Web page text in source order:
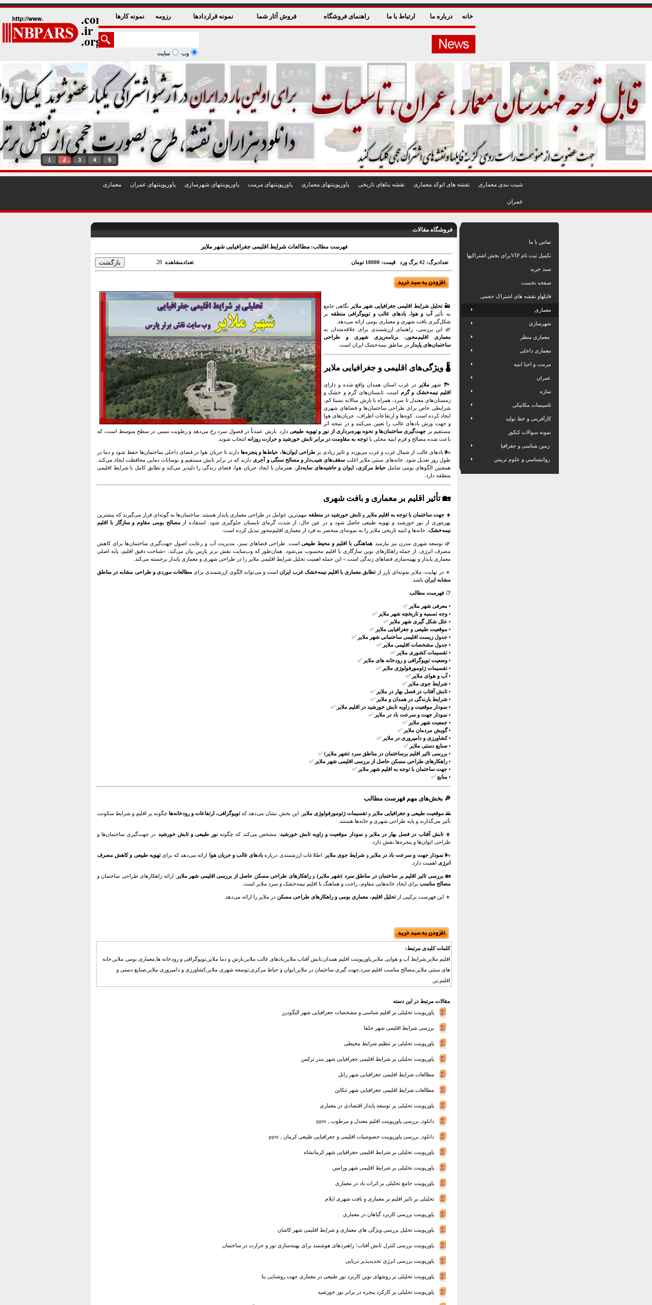
خانه درباره ما ارتباط با ما راهنمای فروشگاه فروش آثار شما نمونه قراردادها رزومه نمونه کارها
وب سایت
1 2 3 4 5
شيت بندی معماری نقشه های اتوکد معماری نقشه بناهای تاريخی پاورپوينتهای معماری پاورپوينتهای مرمت پاورپوينتهای شهرسازی پاورپوينتهای عمران معماری
عمران
فروشگاه مقالات
فهرست مطالب: مطالعات شرایط اقلیمی جغرافیایی شهر ملایر
تعدادبرگ: 42 برگ ورد قیمت: 18000 تومان تعدادمشاهده 28
🏜️تحلیل شرایط اقلیمی جغرافیایی شهر ملایر
نگاهی جامع
به تأثیرآب و هوا، بادهای غالب و توپوگرافی منطقه بر
شکل‌گیری بافت شهری و معماری بومی ارائه می‌دهد.
🌿 این بررسی، راهنمای ارزشمندی برای علاقه‌مندان به
معماری اقلیم‌محور، برنامه‌ریزی شهری و طراحی
ساختمان‌های پایدار در مناطق نیمه‌خشک ایران است.
🌡️ ویژگی‌های اقلیمی و جغرافیایی ملایر
🏞️ شهرملایر
در غرب استان همدان واقع شده و دارای
اقلیم نیمه‌خشک و گرم است. تابستان‌های گرم و خشک و
زمستان‌های معتدل تا سرد، همراه با بارش سالانه نسبتا کم،
شرایطی خاص برای طراحی ساختمان‌ها و فضاهای شهری
ایجاد کرده است. کوه‌ها و ارتفاعات اطراف، جریان‌های هوا
و جهت وزش بادهای غالب را تعیین می‌کنند و در نتیجه اثر
مستقیم بر جهت‌گیری ساختمان‌ها و نحوه بهره‌برداری از نور و تهویه طبیعیدارد. بارش عمدتاً در فصول سرد رخ می‌دهد و رطوبت نسبی در سطح متوسط است، که
باعث شده مصالح و فرم ابنیه محلی باتوجه به مقاومت در برابر تابش خورشید و حرارت روزانه انتخاب شوند.
🌬️ بادهای غالب از شمال غرب و غرب می‌وزند و تاثیر زیادی برطراحی ایوان‌ها، حیاط‌ها و پنجره‌ها دارند تا جریان هوا در فضای داخلی ساختمان‌ها حفظ شود و دما در
طول روز تعدیل شود. خانه‌های سنتی ملایر اغلب سقف‌های شیب‌دار و مصالح سنگی و آجریدارند که در برابر تابش مستقیم و نوسانات دمایی محافظت ایجاد می‌کند.
همچنین الگوهای بومی شامل حیاط مرکزی، ایوان و حاشیه‌های سایه‌دار ، همزمان با ایجاد جریان هوا، فضای زندگی را دلپذیر می‌کند و تطابق کامل با شرایط اقلیمی
منطقه دارد.
🏡 تأثیر اقلیم بر معماری و بافت شهری
☀️جهت ساختمان با توجه به اقلیم ملایر وتابش خورشید در منطقه مهم‌ترین عوامل در طراحی معماری پایدار هستند. ساختمان‌ها به گونه‌ای قرار می‌گیرند که بیشترین
بهره‌وری از نور خورشید و تهویه طبیعی حاصل شود و در عین حال، از شدت گرمای تابستان جلوگیری شود. استفاده ازمصالح بومی مقاوم و سازگار با اقلیم
نیمه‌خشک، خانه‌ها و ابنیه تاریخی ملایر را به نمونه‌ای منحصر به فرد از معماری اقلیم‌محور تبدیل کرده است.
🌿 توسعه شهری مدرن نیز نیازمند هماهنگی با اقلیم و محیط طبیعی است. طراحی فضاهای سبز، مدیریت آب و رعایت اصول جهت‌گیری ساختمان‌ها برای کاهش
مصرف انرژی، از جمله راهکارهای نوین سازگاری با اقلیم محسوب می‌شود. همان‌طور که وب‌سایت نقش برتر پارسبیان می‌کند: «شناخت دقیق اقلیم، پایه اصلی
معماری پایدار و بهینه‌سازی فضاهای زندگی است.» این جمله اهمیت تحلیل شرایط اقلیمی ملایر را در طراحی شهری و معماری پایدار برجسته می‌کند.
🔹 در نهایت، ملایر نمونه‌ای بارز ازتطابق معماری با اقلیم نیمه‌خشک غرب ایراناست و می‌تواند الگوی ارزشمندی برایمطالعات موردی و طراحی مشابه در مناطق
مشابه ایران باشد.
📑 فهرست مطالب
• معرفی شهر ملایر ✅
• وجه تسمیه و تاریخچه شهر ملایر ✅
• علل شکل گیری شهر ملایر ✅
• موقعیت طبیعی و جغرافیایی ملایر ✅
• جدول زیست اقلیمی ساختمانی شهر ملایر ✅
• جدول مشخصات اقلیمی ملایر ✅
•تقسیمات کشوری ملایر ✅
• وضعیت توپوگرافی و رودخانه های ملایر ✅
•تقسیمات ژئومورفولوژی ملایر ✅
• آب و هوای ملایر ✅
• شرایط جوی ملایر ✅
•تابش آفتاب در فصل بهار در ملایر ✅
• شرایط بارندگی در همدان و ملایر ✅
• نمودار موقعیت و زاویه تابش خورشید در اقلیم ملایر ✅
• نمودار جهت و سرعت باد در ملایر ✅
• جمعیت شهر ملایر ✅
•گویش مردمان ملایر ✅
•کشاورزی و دامپروری در ملایر ✅
• صنایع دستی ملایر ✅
• بررسی تاثیر اقلیم برساختمان در مناطق سرد (شهر ملایر) ✅
• راهکارهای طراحی مسکن حاصل از بررسی اقلیمی شهر ملایر ✅
• جهت ساختمان با توجه به اقلیم شهر ملایر ✅
• منابع ✅
🔎 بخش‌های مهم فهرست مطالب
🌄موقعیت طبیعی و جغرافیایی ملایر وتقسیمات ژئومورفولوژی ملایر : این بخش نشان می‌دهد کهتوپوگرافی، ارتفاعات و رودخانه‌ها چگونه بر اقلیم و شرایط سکونت
تأثیر می‌گذارند و پایه طراحی شهری و خانه‌ها هستند.
☀️تابش آفتاب در فصل بهار در ملایر ونمودار موقعیت و زاویه تابش خورشید: مشخص می‌کند که چگونه نور طبیعی و تابش خورشید در جهت‌گیری ساختمان‌ها و
طراحی ایوان‌ها و پنجره‌ها نقش دارد.
🌬️نمودار جهت و سرعت باد در ملایر و شرایط جوی ملایر : اطلاعات ارزشمندی درباره بادهای غالب و جریان هوا ارائه می‌دهد که برایتهویه طبیعی و کاهش مصرف
انرژی اهمیت دارد.
🏡 بررسی تاثیر اقلیم بر ساختمان در مناطق سرد (شهر ملایر) وراهکارهای طراحی مسکن حاصل از بررسی اقلیمی شهر ملایر : ارائه راهکارهای طراحی ساختمان و
مصالح مناسب برای ایجاد خانه‌هایی مقاوم، راحت و هماهنگ با اقلیم نیمه‌خشک و سرد ملایر است.
🔹 این فهرست ترکیبی ازتحلیل اقلیم، معماری بومی و راهکارهای طراحی مسکن در ملایر را ارائه می‌دهد
کلمات کلیدی مرتبط:
اقلیم ملایر,شرایط آب و هوایی ملایر,پاورپوینت اقلیم همدان,تابش آفتاب ملایر,بادهای غالب ملایر,بارش و دما ملایر,توپوگرافی و رودخانه ها,معماری بومی ملایر,خانه
های سنتی ملایر,مصالح مناسب اقلیم سرد,جهت گیری ساختمان در ملایر,ایوان و حیاط مرکزی,توسعه شهری ملایر,کشاورزی و دامپروری ملایر,صنایع دستی و
اقلیم,بر,
مقالات مرتبط در این دسته
پاورپوینت تحلیلی بر اقلیم شناسی و مشخصات جغرافیایی شهر الیگودرز
بررسی شرایط اقلیمی شهر جلفا
پاورپوینت تحلیلی بر تنظیم شرایط محیطی
پاورپوینت تحلیلی بر شرایط اقلیمی جغرافیایی شهر بندر ترکمن
مطالعات شرایط اقلیمی جغرافیایی شهر زابل
مطالعات شرایط اقلیمی جغرافیایی شهر تنکابن
پاورپوینت تحلیلی بر توسعه پایدار اقتصادی در معماری
دانلود, بررسی پاورپوینت اقليم معتدل و مرطوب , pptx
دانلود, بررسی پاورپوینت خصوصیات اقلیمی و جغرافیایی طبیعی کرمان , pptx
پاورپوینت تحلیلی بر شرایط اقلیمی جغرافیایی شهر کرمانشاه
پاورپوینت تحلیلی بر شرایط اقلیمی شهر ورامین
پاورپوینت جامع تحلیلی بر اثرات باد در معماری
تحلیلی بر تاثیر اقلیم بر معماری و بافت شهری ایلام
پاورپوینت بررسی کاربرد گیاهان در معماری
پاورپوینت تحلیل بررسی ویژگی های معماری و شرایط اقلیمی شهر کاشان
پاورپوینت بررسی کنترل تابش آفتاب؛ راهبردهای هوشمند برای بهینه‌سازی نور و حرارت در ساختمان
پاورپوینت بررسی انرژی تجدیدپذیر دریایی
پاورپوینت تحلیلی بر روشهای نوین کاربرد نور طبیعی در معماری جهت روشنایی بنا
پاورپوینت تحلیلی بر کارکرد پنجره در برابر نور خورشید
تماس با ما
تکمیل ثبت نام VIPبرای بخش اشتراکیها
سبد خرید
صفحه نخست
فایلهاو نقشه های اشتراک حجمی
معماری
شهرسازی
معماری منظر
معماری داخلی
مرمت و احیا ابنیه
عمران
سازه
تاسیسات مکانیکی
کارآفرینی و خط تولید
نمونه سوالات کنکور
زمین شناسی و جغرافیا
روانشناسي و علوم تربيتي